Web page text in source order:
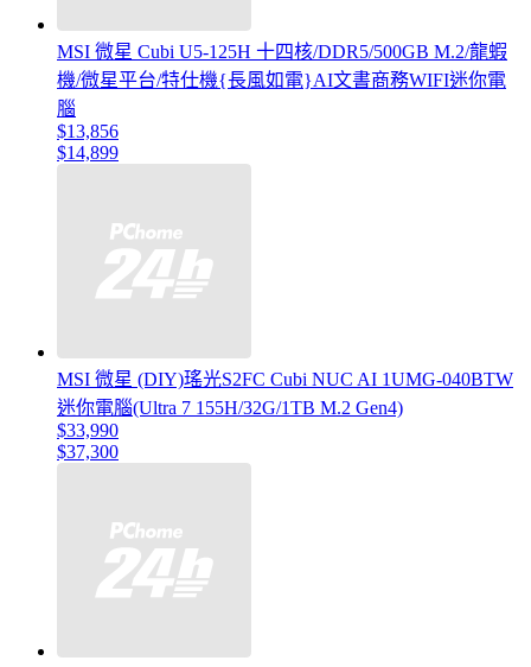
MSI 微星 Cubi U5-125H 十四核/DDR5/500GB M.2/龍蝦
機/微星平台/特仕機{長風如電}AI文書商務WIFI迷你電
腦
$13,856
$14,899
MSI 微星 (DIY)瑤光S2FC Cubi NUC AI 1UMG-040BTW
迷你電腦(Ultra 7 155H/32G/1TB M.2 Gen4)
$33,990
$37,300